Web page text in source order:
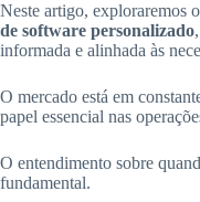
Neste artigo, exploraremos
de software personalizado
informada e alinhada às
O mercado está em
papel essencial nas
O entendimento sobre
fundamental.